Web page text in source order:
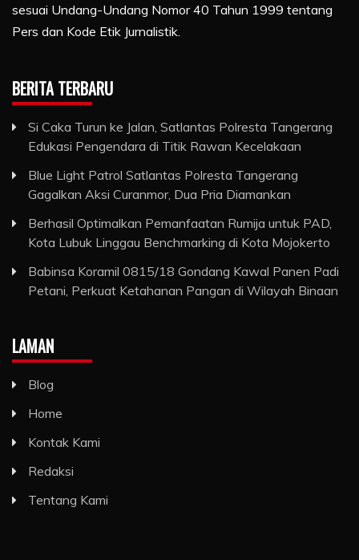
sesuai Undang-Undang Nomor 40 Tahun 1999 tentang
Pers dan Kode Etik Jurnalistik.
BERITA TERBARU
Si Caka Turun ke Jalan, Satlantas Polresta Tangerang
Edukasi Pengendara di Titik Rawan Kecelakaan
Blue Light Patrol Satlantas Polresta Tangerang
Gagalkan Aksi Curanmor, Dua Pria Diamankan
Berhasil Optimalkan Pemanfaatan Rumija untuk PAD,
Kota Lubuk Linggau Benchmarking di Kota Mojokerto
Babinsa Koramil 0815/18 Gondang Kawal Panen Padi
Petani, Perkuat Ketahanan Pangan di Wilayah Binaan
LAMAN
Blog
Home
Kontak Kami
Redaksi
Tentang Kami